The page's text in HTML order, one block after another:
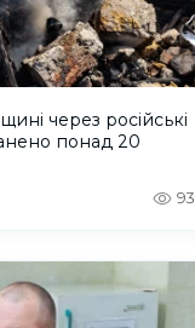
через російські
понад 20
93